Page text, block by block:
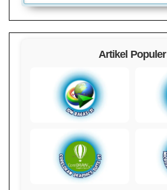
Artikel Populer